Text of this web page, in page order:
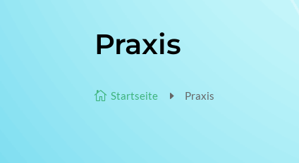
Praxis
 Startseite E Praxis